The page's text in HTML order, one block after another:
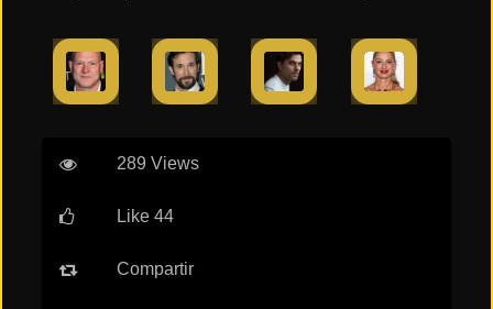
289 Views
Like 44
Compartir